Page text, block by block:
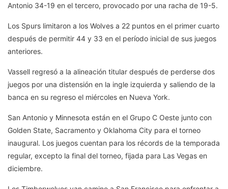
Antonio 34-19 en el tercero, provocado por una racha de 19-5.
Los Spurs limitaron a los Wolves a 22 puntos en el primer cuarto
después de permitir 44 y 33 en el período inicial de sus juegos
anteriores.
Vassell regresó a la alineación titular después de perderse dos
juegos por una distensión en la ingle izquierda y saliendo de la
banca en su regreso el miércoles en Nueva York.
San Antonio y Minnesota están en el Grupo C Oeste junto con
Golden State, Sacramento y Oklahoma City para el torneo
inaugural. Los juegos cuentan para los récords de la temporada
regular, excepto la final del torneo, fijada para Las Vegas en
diciembre.